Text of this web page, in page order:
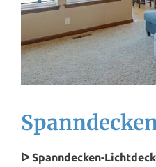
ᐅ Spanndecken-